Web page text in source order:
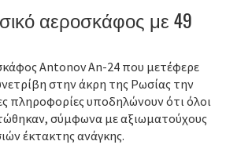
αεροσκάφος με 49
Antonov An-24 που μετέφερε
στην άκρη της Ρωσίας την
πληροφορίες υποδηλώνουν ότι όλοι
σύμφωνα με αξιωματούχους
έκτακτης ανάγκης.